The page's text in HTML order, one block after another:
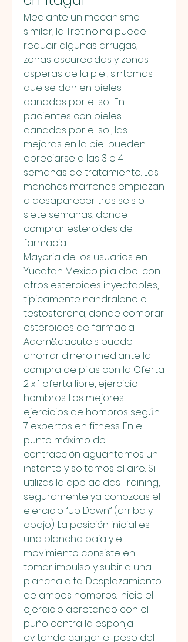
Mediante un mecanismo
similar, la Tretinoina puede
reducir algunas arrugas,
zonas oscurecidas y zonas
asperas de la piel, sintomas
que se dan en pieles
danadas por el sol. En
pacientes con pieles
danadas por el sol, las
mejoras en la piel pueden
apreciarse a las 3 o 4
semanas de tratamiento. Las
manchas marrones empiezan
a desaparecer tras seis o
siete semanas, donde
comprar esteroides de
farmacia.
Mayoria de los usuarios en
Yucatan Mexico pila dbol con
otros esteroides inyectables,
tipicamente nandralone o
testosterona, donde comprar
esteroides de farmacia.
Adem&aacute;s puede
ahorrar dinero mediante la
compra de pilas con la Oferta
2 x 1 oferta libre, ejercicio
hombros. Los mejores
ejercicios de hombros según
7 expertos en fitness. En el
punto máximo de
contracción aguantamos un
instante y soltamos el aire. Si
utilizas la app adidas Training,
seguramente ya conozcas el
ejercicio “Up Down” (arriba y
abajo). La posición inicial es
una plancha baja y el
movimiento consiste en
tomar impulso y subir a una
plancha alta. Desplazamiento
de ambos hombros: Inicie el
ejercicio apretando con el
puño contra la esponja
evitando cargar el peso del